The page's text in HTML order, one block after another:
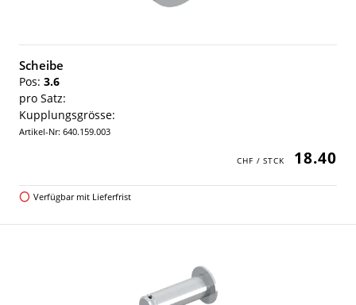
Scheibe
Pos: 3.6
pro Satz:
Kupplungsgrösse:
Artikel-Nr: 640.159.003
18.40
Verfügbar mit Lieferfrist